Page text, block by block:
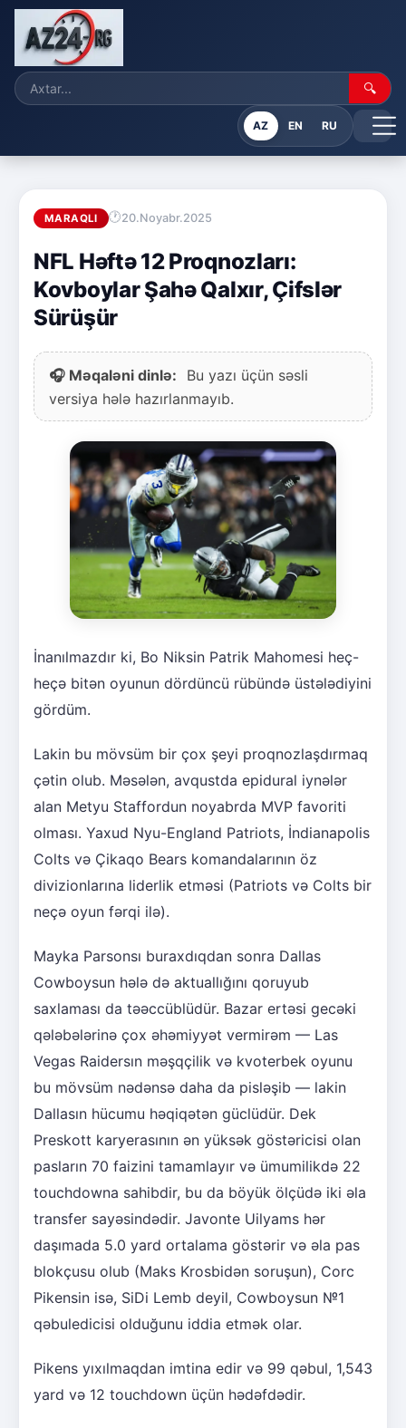
🔍
AZ EN RU
MARAQLI 20.Noyabr.2025
NFL Həftə 12 Proqnozları:
Kovboylar Şahə Qalxır, Çifslər
Sürüşür
🎧 Məqaləni dinlə:
Bu yazı üçün səsli
versiya hələ hazırlanmayıb.
İnanılmazdır ki, Bo Niksin Patrik Mahomesi heç-
heçə bitən oyunun dördüncü rübündə üstələdiyini
gördüm.
Lakin bu mövsüm bir çox şeyi proqnozlaşdırmaq
çətin olub. Məsələn, avqustda epidural iynələr
alan Metyu Staffordun noyabrda MVP favoriti
olması. Yaxud Nyu-England Patriots, İndianapolis
Colts və Çikaqo Bears komandalarının öz
divizionlarına liderlik etməsi (Patriots və Colts bir
neçə oyun fərqi ilə).
Mayka Parsonsı buraxdıqdan sonra Dallas
Cowboysun hələ də aktuallığını qoruyub
saxlaması da təəccüblüdür. Bazar ertəsi gecəki
qələbələrinə çox əhəmiyyət vermirəm — Las
Vegas Raidersın məşqçilik və kvoterbek oyunu
bu mövsüm nədənsə daha da pisləşib — lakin
Dallasın hücumu həqiqətən güclüdür. Dek
Preskott karyerasının ən yüksək göstəricisi olan
pasların 70 faizini tamamlayır və ümumilikdə 22
touchdowna sahibdir, bu da böyük ölçüdə iki əla
transfer sayəsindədir. Javonte Uilyams hər
daşımada 5.0 yard ortalama göstərir və əla pas
blokçusu olub (Maks Krosbidən soruşun), Corc
Pikensin isə, SiDi Lemb deyil, Cowboysun №1
qəbuledicisi olduğunu iddia etmək olar.
Pikens yıxılmaqdan imtina edir və 99 qəbul, 1,543
yard və 12 touchdown üçün hədəfdədir.